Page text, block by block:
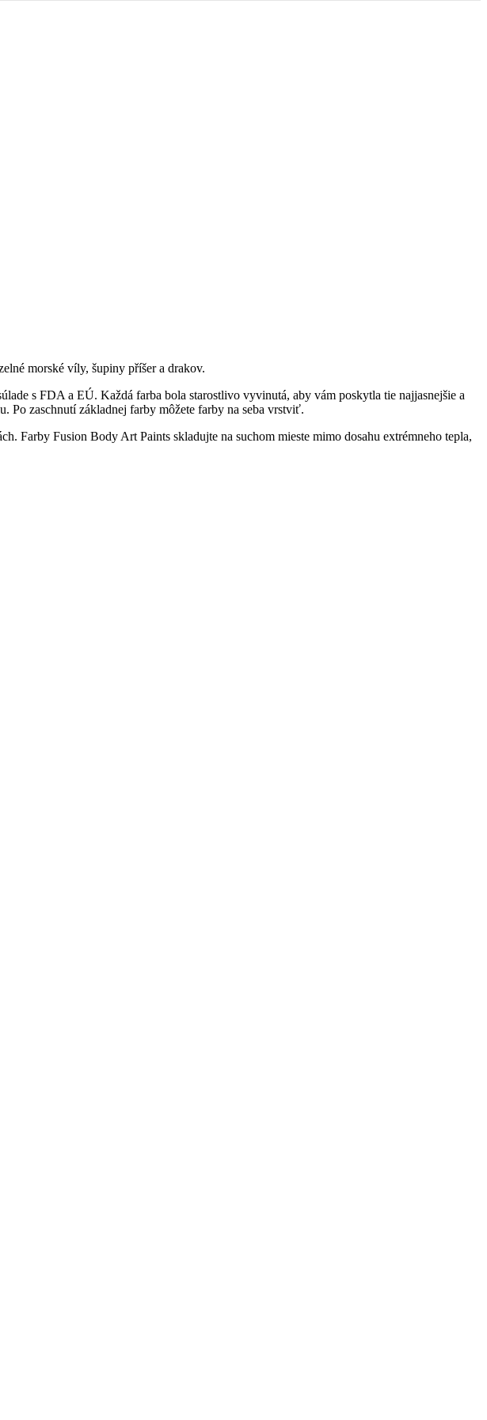
morské víly, šupiny příšer a drakov.
s FDA a EÚ. Každá farba bola starostlivo vyvinutá, aby vám poskytla tie najjasnejšie a
Po zaschnutí základnej farby môžete farby na seba vrstviť.
Farby Fusion Body Art Paints skladujte na suchom mieste mimo dosahu extrémneho tepla,